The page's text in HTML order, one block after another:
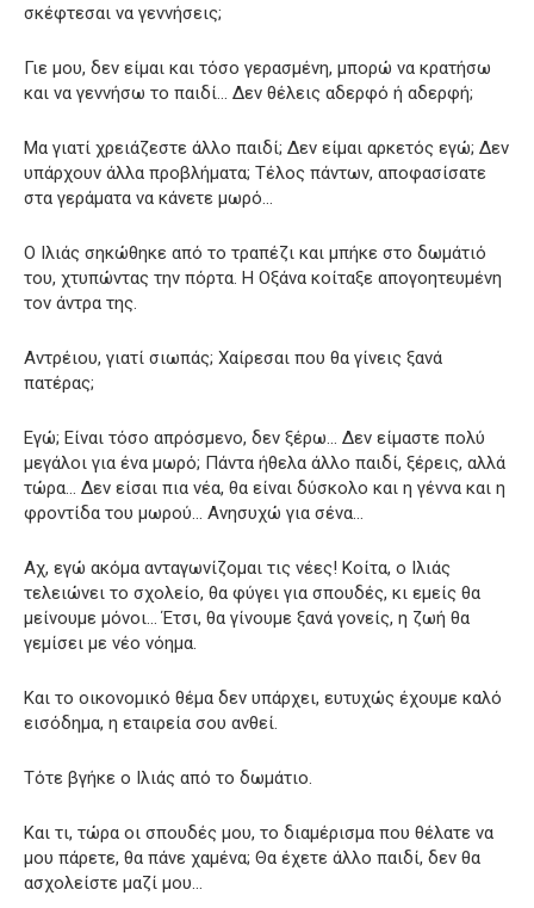
σκέφτεσαι να γεννήσεις;
Γιε μου, δεν είμαι και τόσο γερασμένη, μπορώ να κρατήσω
και να γεννήσω το παιδί… Δεν θέλεις αδερφό ή αδερφή;
Μα γιατί χρειάζεστε άλλο παιδί; Δεν είμαι αρκετός εγώ; Δεν
υπάρχουν άλλα προβλήματα; Τέλος πάντων, αποφασίσατε
στα γεράματα να κάνετε μωρό…
Ο Ιλιάς σηκώθηκε από το τραπέζι και μπήκε στο δωμάτιό
του, χτυπώντας την πόρτα. Η Οξάνα κοίταξε απογοητευμένη
τον άντρα της.
Αντρέιου, γιατί σιωπάς; Χαίρεσαι που θα γίνεις ξανά
πατέρας;
Εγώ; Είναι τόσο απρόσμενο, δεν ξέρω… Δεν είμαστε πολύ
μεγάλοι για ένα μωρό; Πάντα ήθελα άλλο παιδί, ξέρεις, αλλά
τώρα… Δεν είσαι πια νέα, θα είναι δύσκολο και η γέννα και η
φροντίδα του μωρού… Ανησυχώ για σένα…
Αχ, εγώ ακόμα ανταγωνίζομαι τις νέες! Κοίτα, ο Ιλιάς
τελειώνει το σχολείο, θα φύγει για σπουδές, κι εμείς θα
μείνουμε μόνοι… Έτσι, θα γίνουμε ξανά γονείς, η ζωή θα
γεμίσει με νέο νόημα.
Και το οικονομικό θέμα δεν υπάρχει, ευτυχώς έχουμε καλό
εισόδημα, η εταιρεία σου ανθεί.
Τότε βγήκε ο Ιλιάς από το δωμάτιο.
Και τι, τώρα οι σπουδές μου, το διαμέρισμα που θέλατε να
μου πάρετε, θα πάνε χαμένα; Θα έχετε άλλο παιδί, δεν θα
ασχολείστε μαζί μου…